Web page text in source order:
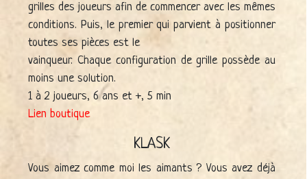
grilles des joueurs afin de commencer avec les mêmes
conditions. Puis, le premier qui parvient à positionner
toutes ses pièces est le
vainqueur. Chaque configuration de grille possède au
moins une solution.
1 à 2 joueurs, 6 ans et +, 5 min
Lien boutique
KLASK
Vous aimez comme moi les aimants ? Vous avez déjà